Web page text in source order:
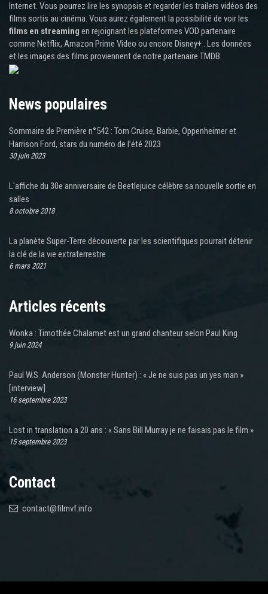
Internet. Vous pourrez lire les synopsis et regarder les trailers vidéos des
films sortis au cinéma. Vous aurez également la possibilité de voir les
films en streaming en rejoignant les plateformes VOD partenaire
comme Netflix, Amazon Prime Video ou encore Disney+ . Les données
et les images des films proviennent de notre partenaire TMDB.
News populaires
Sommaire de Première n°542 : Tom Cruise, Barbie, Oppenheimer et
Harrison Ford, stars du numéro de l’été 2023
30 juin 2023
L'affiche du 30e anniversaire de Beetlejuice célèbre sa nouvelle sortie en
salles
8 octobre 2018
La planète Super-Terre découverte par les scientifiques pourrait détenir
la clé de la vie extraterrestre
6 mars 2021
Articles récents
Wonka : Timothée Chalamet est un grand chanteur selon Paul King
9 juin 2024
Paul W.S. Anderson (Monster Hunter) : « Je ne suis pas un yes man »
[interview]
16 septembre 2023
Lost in translation a 20 ans : « Sans Bill Murray je ne faisais pas le film »
15 septembre 2023
Contact
contact@filmvf.info